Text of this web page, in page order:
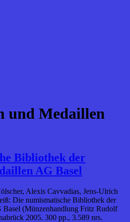
und Medaillen
Bibliothek der
AG Basel
Alexis Cavvadias, Jens-Ulrich
Die numismatische Bibliothek der
(Münzenhandlung Fritz Rudolf
2005. 300 pp., 3.589 nrs.